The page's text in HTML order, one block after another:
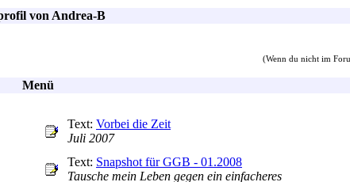
von Andrea-B
(Wenn du nicht im
Menü
Text: Vorbei die Zeit
Juli 2007
Text: Snapshot für GGB - 01.2008
Tausche mein Leben gegen ein einfacheres